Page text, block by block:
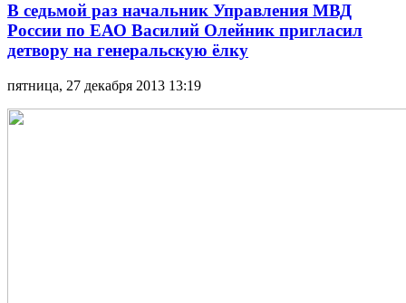
В седьмой раз начальник Управления МВД
России по ЕАО Василий Олейник пригласил
детвору на генеральскую ёлку
пятница, 27 декабря 2013 13:19